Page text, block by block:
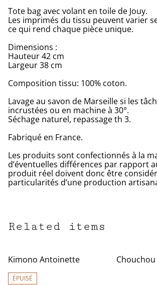
Tote bag avec volant en toile de Jouy.
Les imprimés du tissu peuvent varier
ce qui rend chaque pièce unique.
Dimensions :
Hauteur 42 cm
Largeur 38 cm
Composition tissu: 100% coton.
Lavage au savon de Marseille si les
incrustées ou en machine à 30°.
Séchage naturel, repassage th 3.
Fabriqué en France.
Les produits sont confectionnés à la
d’éventuelles différences par rapport
produit réel doivent donc être
particularités d’une production
Related items
Kimono Antoinette
ÉPUISÉ
%